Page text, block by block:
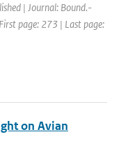
| Journal: Bound.-
page: 273 | Last page:
on Avian